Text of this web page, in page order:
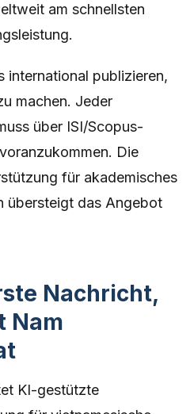
am schnellsten
international publizieren,
machen. Jeder
über ISI/Scopus-
Die
für akademisches
übersteigt das Angebot
Nachricht,
Nam
KI-gestützte